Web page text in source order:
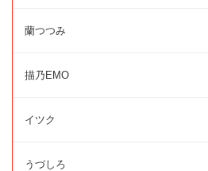
蘭つつみ
描乃EMO
イツク
うづしろ